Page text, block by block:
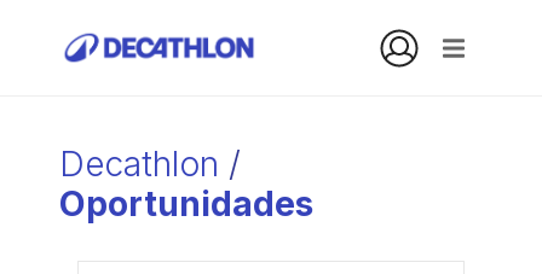
Decathlon /
Oportunidades